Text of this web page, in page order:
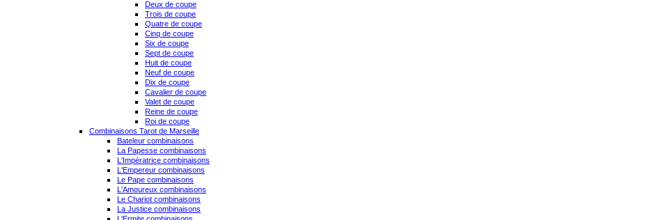
Deux de coupe
Trois de coupe
Quatre de coupe
Cinq de coupe
Six de coupe
Sept de coupe
Huit de coupe
Neuf de coupe
Dix de coupe
Cavalier de coupe
Valet de coupe
Reine de coupe
Roi de coupe
Combinaisons Tarot de Marseille
Bateleur combinaisons
La Papesse combinaisons
L'Impératrice combinaisons
L'Empereur combinaisons
Le Pape combinaisons
L'Amoureux combinaisons
Le Chariot combinaisons
La Justice combinaisons